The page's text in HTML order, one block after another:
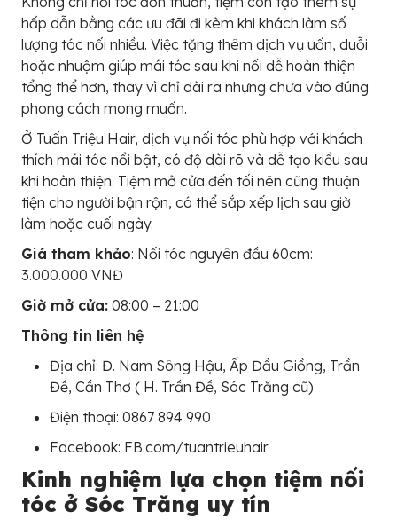
hấp dẫn bằng các ưu đãi đi kèm khi khách làm số
lượng tóc nối nhiều. Việc tặng thêm dịch vụ uốn, duỗi
hoặc nhuộm giúp mái tóc sau khi nối dễ hoàn thiện
tổng thể hơn, thay vì chỉ dài ra nhưng chưa vào đúng
phong cách mong muốn.
Ở Tuấn Triệu Hair, dịch vụ nối tóc phù hợp với khách
thích mái tóc nổi bật, có độ dài rõ và dễ tạo kiểu sau
khi hoàn thiện. Tiệm mở cửa đến tối nên cũng thuận
tiện cho người bận rộn, có thể sắp xếp lịch sau giờ
làm hoặc cuối ngày.
Giá tham khảo: Nối tóc nguyên đầu 60cm:
3.000.000 VNĐ
Giờ mở cửa: 08:00 – 21:00
Thông tin liên hệ
Địa chỉ: Đ. Nam Sông Hậu, Ấp Đầu Giồng, Trần
Đề, Cần Thơ ( H. Trần Đề, Sóc Trăng cũ)
Điện thoại: 0867 894 990
Facebook: FB.com/tuantrieuhair
Kinh nghiệm lựa chọn tiệm nối
tóc ở Sóc Trăng uy tín